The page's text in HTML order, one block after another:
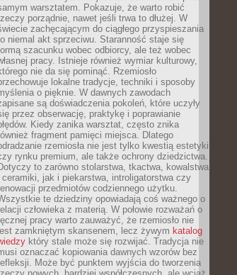
warsztatem. Pokazuje, że warto robić
porządnie, nawet jeśli trwa to dłużej. W
zachęcającym do ciągłego przyspieszania
niemal akt sprzeciwu. Staranność staje się
szacunku wobec odbiorcy, ale też wobec
pracy. Istnieje również wymiar kulturowy,
nie da się pominąć. Rzemiosło
lokalne tradycje, techniki i sposoby
o pięknie. W dawnych zawodach
są doświadczenia pokoleń, które uczyły
przez obserwację, praktykę i poprawianie
Kiedy zanika warsztat, często znika
fragment pamięci miejsca. Dlatego
rzemiosła nie jest tylko kwestią estetyki
rynku premium, ale także ochrony dziedzictwa.
to zarówno stolarstwa, tkactwa, kowalstwa
ceramiki, jak i piekarstwa, introligatorstwa czy
przedmiotów codziennego użytku.
te dziedziny opowiadają coś ważnego o
człowieka z materią. W połowie rozważań o
pracy warto zauważyć, że rzemiosło nie
zamkniętym skansenem, lecz żywym katalog
który stale może się rozwijać. Tradycja nie
oznaczać kopiowania dawnych wzorów bez
Może być punktem wyjścia do tworzenia